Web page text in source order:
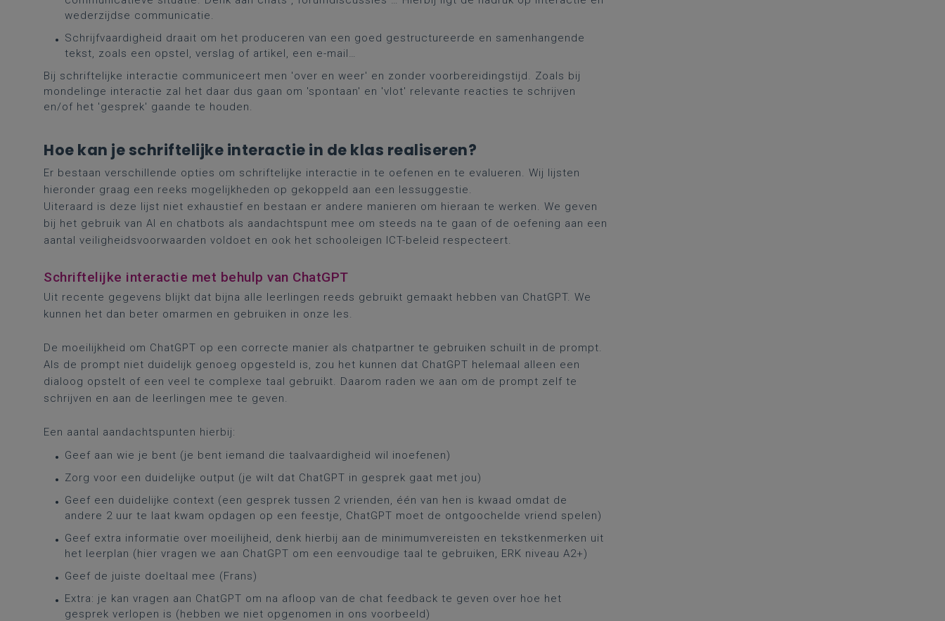
wederzijdse communicatie.
Schrijfvaardigheid draait om het produceren van een goed gestructureerde en samenhangende
tekst, zoals een opstel, verslag of artikel, een e-mail…
Bij schriftelijke interactie communiceert men 'over en weer' en zonder voorbereidingstijd. Zoals bij
mondelinge interactie zal het daar dus gaan om 'spontaan' en 'vlot' relevante reacties te schrijven
en/of het 'gesprek' gaande te houden.
Hoe kan je schriftelijke interactie in de klas realiseren?
Er bestaan verschillende opties om schriftelijke interactie in te oefenen en te evalueren. Wij lijsten
hieronder graag een reeks mogelijkheden op gekoppeld aan een lessuggestie.
Uiteraard is deze lijst niet exhaustief en bestaan er andere manieren om hieraan te werken. We geven
bij het gebruik van AI en chatbots als aandachtspunt mee om steeds na te gaan of de oefening aan een
aantal veiligheidsvoorwaarden voldoet en ook het schooleigen ICT-beleid respecteert.
Schriftelijke interactie met behulp van ChatGPT
Uit recente gegevens blijkt dat bijna alle leerlingen reeds gebruikt gemaakt hebben van ChatGPT. We
kunnen het dan beter omarmen en gebruiken in onze les.
De moeilijkheid om ChatGPT op een correcte manier als chatpartner te gebruiken schuilt in de prompt.
Als de prompt niet duidelijk genoeg opgesteld is, zou het kunnen dat ChatGPT helemaal alleen een
dialoog opstelt of een veel te complexe taal gebruikt. Daarom raden we aan om de prompt zelf te
schrijven en aan de leerlingen mee te geven.
Een aantal aandachtspunten hierbij:
Geef aan wie je bent (je bent iemand die taalvaardigheid wil inoefenen)
Zorg voor een duidelijke output (je wilt dat ChatGPT in gesprek gaat met jou)
Geef een duidelijke context (een gesprek tussen 2 vrienden, één van hen is kwaad omdat de
andere 2 uur te laat kwam opdagen op een feestje, ChatGPT moet de ontgoochelde vriend spelen)
Geef extra informatie over moeilijheid, denk hierbij aan de minimumvereisten en tekstkenmerken uit
het leerplan (hier vragen we aan ChatGPT om een eenvoudige taal te gebruiken, ERK niveau A2+)
Geef de juiste doeltaal mee (Frans)
Extra: je kan vragen aan ChatGPT om na afloop van de chat feedback te geven over hoe het
gesprek verlopen is (hebben we niet opgenomen in ons voorbeeld)